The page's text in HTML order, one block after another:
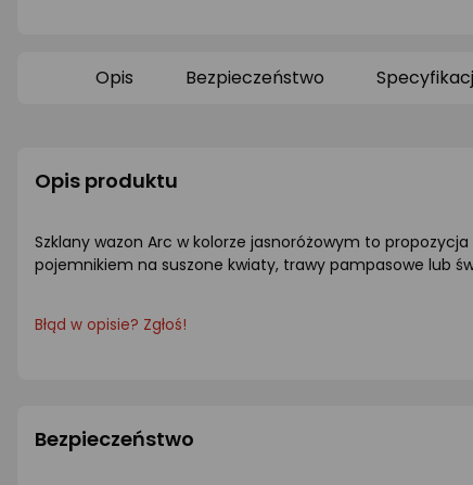
gwiazdki
gwiazdki
Opis Bezpieczeństwo
Opis produktu
Szklany wazon Arc w kolorze jasnoróżowym to
pojemnikiem na suszone kwiaty, trawy pampasowe lub
Błąd w opisie? Zgłoś!
Bezpieczeństwo